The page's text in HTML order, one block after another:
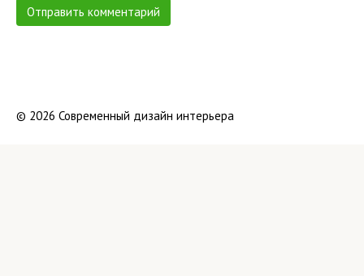
© 2026 Современный дизайн интерьера